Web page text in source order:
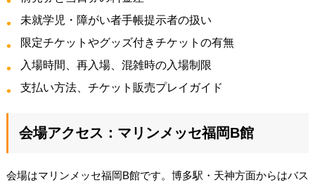
未就学児・障がい者手帳提示者の扱い
限定チケットやグッズ付きチケットの有無
入場時間、再入場、混雑時の入場制限
支払い方法、チケット販売プレイガイド
会場アクセス：マリンメッセ福岡B館
会場はマリンメッセ福岡B館です。博多駅・天神方面からはバス